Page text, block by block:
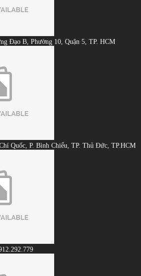
Đạo B, Phường 10, Quận 5, TP. HCM
Quốc, P. Bình Chiểu, TP. Thủ Đức, TP.HCM